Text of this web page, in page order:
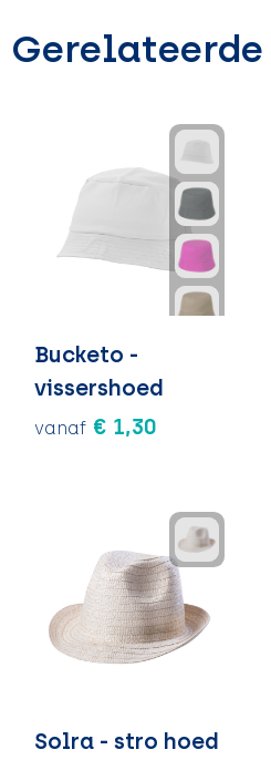
Bucketo -
vissershoed
vanaf € 1,30
Solra - stro hoed